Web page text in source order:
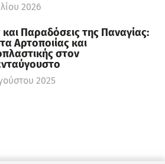
2026
και Παραδόσεις της Παναγίας:
Αρτοποιίας και
στον
2025